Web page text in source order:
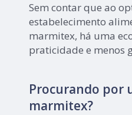
Sem contar que ao
estabelecimento
marmitex, há uma
praticidade e menos
Procurando por
marmitex?